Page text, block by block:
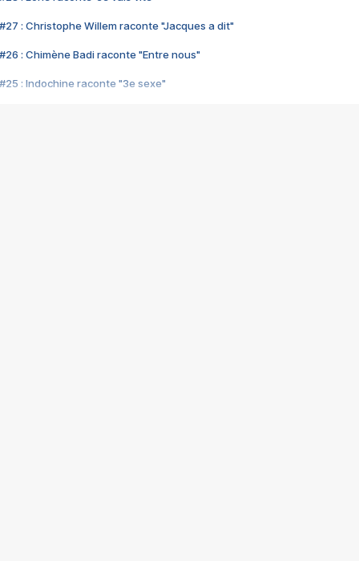
#27 : Christophe Willem raconte "Jacques a dit"
#26 : Chimène Badi raconte "Entre nous"
#25 : Indochine raconte "3e sexe"